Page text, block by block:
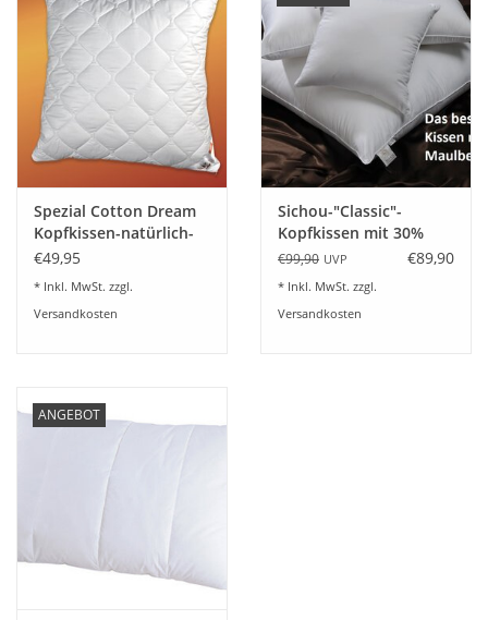
Info-Service
Geprüfter Webshop
Über uns
Vertrag widerrufen
Tel.0049(0)7322-919376
Blog-Aktuelles
Spezial Cotton Dream
Kopfkissen-natürlich-
waschbar-kochfest-
€49,95
* Inkl. MwSt. zzgl.
Versandkosten
Sichou-"Classic"-
Kopfkissen mit 30%
Maulbeerseide - 2
€99,90 UVP €89,90
* Inkl. MwSt. zzgl.
Versandkosten
ANGEBOT